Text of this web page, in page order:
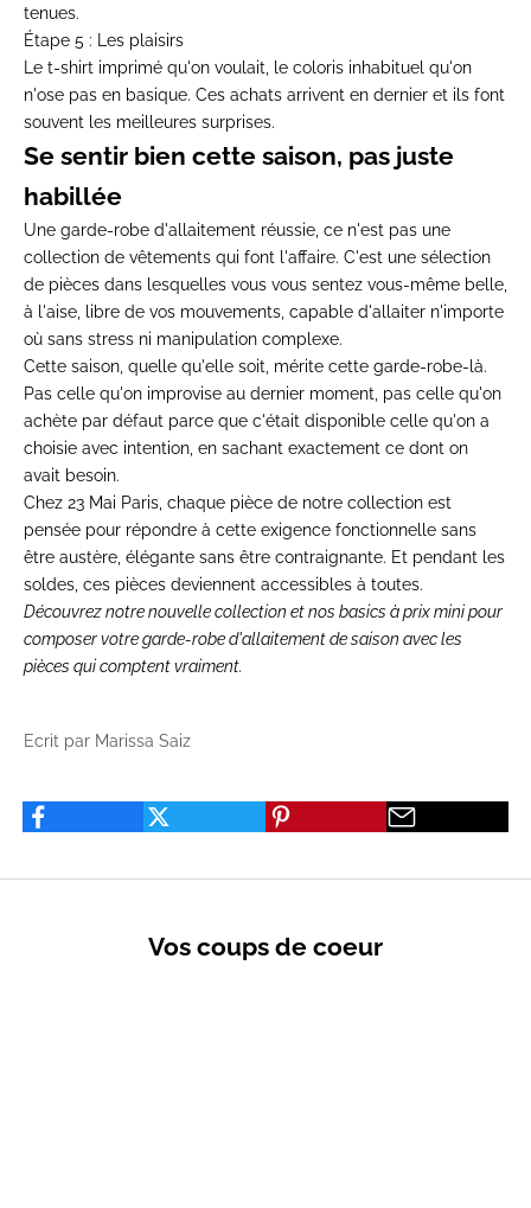
tenues.
Étape 5 : Les plaisirs
Le t-shirt imprimé qu'on voulait, le coloris inhabituel qu'on
n'ose pas en basique. Ces achats arrivent en dernier et ils font
souvent les meilleures surprises.
Se sentir bien cette saison, pas juste
habillée
Une garde-robe d'allaitement réussie, ce n'est pas une
collection de vêtements qui font l'affaire. C'est une sélection
de pièces dans lesquelles vous vous sentez vous-même belle,
à
l'aise, libre de vos mouvements, capable d'allaiter n'importe
où sans stress ni manipulation complexe.
Cette saison, quelle qu'elle soit, mérite cette garde-robe-là.
Pas celle qu'on improvise au dernier moment, pas celle qu'on
achète par défaut parce que c'était disponible celle qu'on a
choisie avec intention, en sachant exactement ce dont on
avait besoin.
Chez 23 Mai Paris, chaque pièce de notre collection est
pensée pour répondre à cette exigence fonctionnelle sans
être austère, élégante sans être contraignante. Et pendant les
soldes, ces pièces deviennent accessibles à toutes.
Découvrez notrenouvelle collection et nos basics à prix minipour
composer votre garde-robe d'allaitement de saison avec les
pièces qui comptent vraiment.
Ecrit par Marissa Saiz
Vos coups de coeur